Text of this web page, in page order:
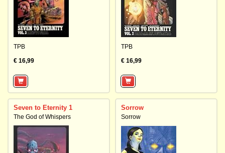
TPB
€ 16,99
TPB
€ 16,99
Seven to Eternity 1
The God of Whispers
Sorrow
Sorrow